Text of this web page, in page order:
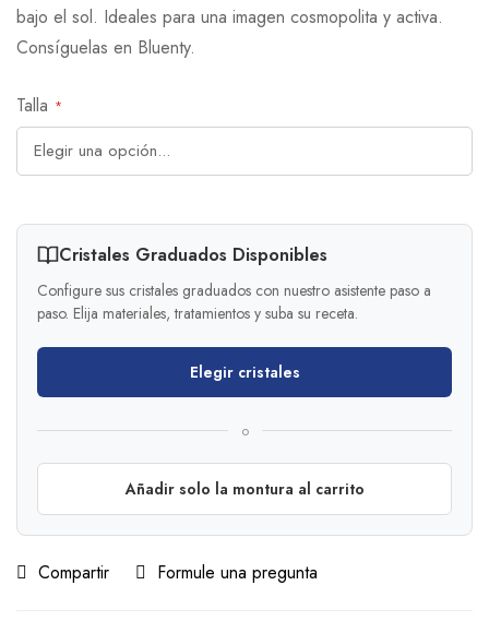
bajo el sol. Ideales para una imagen cosmopolita y activa.
Consíguelas en Bluenty.
Talla
Cristales Graduados Disponibles
Configure sus cristales graduados con nuestro asistente paso a
paso. Elija materiales, tratamientos y suba su receta.
Elegir cristales
o
Añadir solo la montura al carrito
Compartir Formule una pregunta